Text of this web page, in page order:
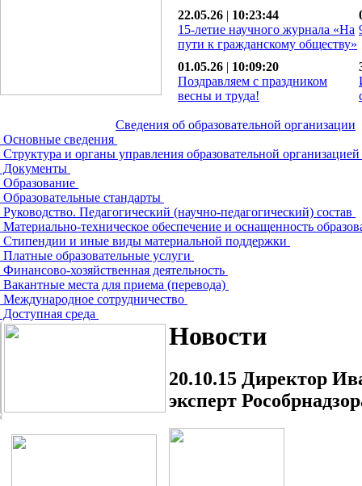
22.05.26 | 10:23:44
15-летие научного журнала «На
пути к гражданскому обществу»
01.05.26 | 10:09:20
Поздравляем с праздником
весны и труда!
Сведения об образовательной организации
Основные сведения
Структура и органы управления образовательной организацией
Документы
Образование
Образовательные стандарты
Руководство. Педагогический (научно-педагогический) состав
Материально-техническое обеспечение и оснащенность
Стипендии и иные виды материальной поддержки
Платные образовательные услуги
Финансово-хозяйственная деятельность
Вакантные места для приема (перевода)
Международное сотрудничество
Доступная среда
Новости
20.10.15 Директор
эксперт